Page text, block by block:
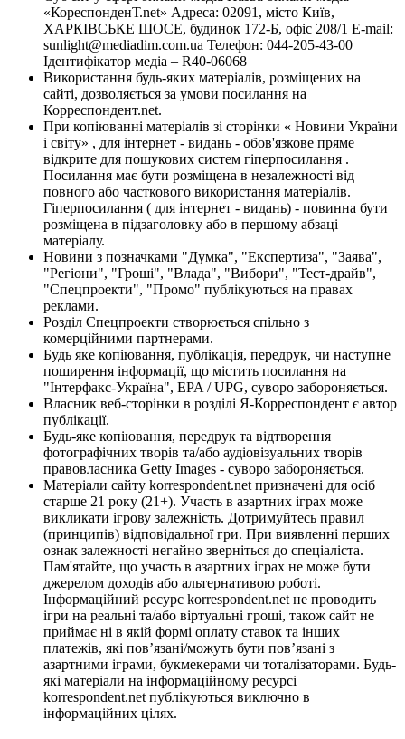
«КореспонденТ.net» Адреса: 02091, місто Київ,
ХАРКІВСЬКЕ ШОСЕ, будинок 172-Б, офіс 208/1 E-mail:
sunlight@mediadim.com.ua Телефон: 044-205-43-00
Ідентифікатор медіа – R40-06068
Використання будь-яких матеріалів, розміщених на
сайті, дозволяється за умови посилання на
Корреспондент.net.
При копіюванні матеріалів зі сторінки « Новини України
і світу» , для інтернет - видань - обов'язкове пряме
відкрите для пошукових систем гіперпосилання .
Посилання має бути розміщена в незалежності від
повного або часткового використання матеріалів.
Гіперпосилання ( для інтернет - видань) - повинна бути
розміщена в підзаголовку або в першому абзаці
матеріалу.
Новини з позначками "Думка", "Експертиза", "Заява",
"Регіони", "Гроші", "Влада", "Вибори", "Тест-драйв",
"Спецпроекти", "Промо" публікуються на правах
реклами.
Розділ Спецпроекти створюється спільно з
комерційними партнерами.
Будь яке копіювання, публікація, передрук, чи наступне
поширення інформації, що містить посилання на
"Інтерфакс-Україна", EPA / UPG, суворо забороняється.
Власник веб-сторінки в розділі Я-Корреспондент є автор
публікації.
Будь-яке копіювання, передрук та відтворення
фотографічних творів та/або аудіовізуальних творів
правовласника Getty Images - суворо забороняється.
Матеріали сайту korrespondent.net призначені для осіб
старше 21 року (21+). Участь в азартних іграх може
викликати ігрову залежність. Дотримуйтесь правил
(принципів) відповідальної гри. При виявленні перших
ознак залежності негайно зверніться до спеціаліста.
Пам'ятайте, що участь в азартних іграх не може бути
джерелом доходів або альтернативою роботі.
Інформаційний ресурс korrespondent.net не проводить
ігри на реальні та/або віртуальні гроші, також сайт не
приймає ні в якій формі оплату ставок та інших
платежів, які пов’язані/можуть бути пов’язані з
азартними іграми, букмекерами чи тоталізаторами. Будь-
які матеріали на інформаційному ресурсі
korrespondent.net публікуються виключно в
інформаційних цілях.